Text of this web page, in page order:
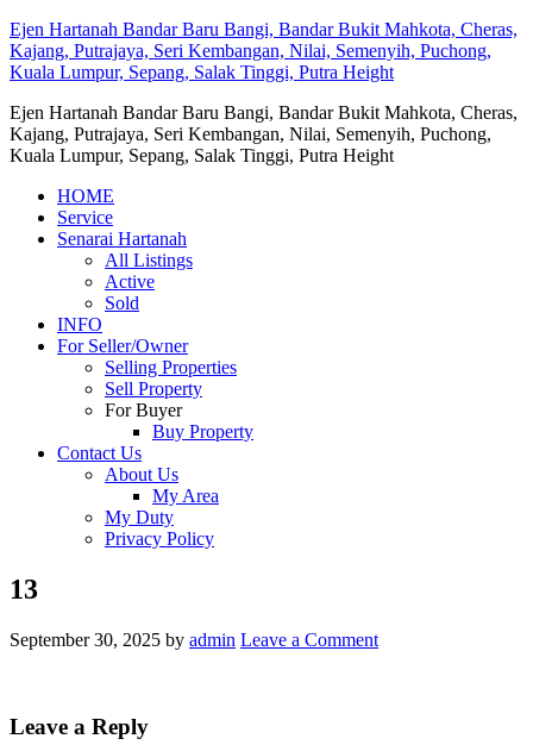
Ejen Hartanah Bandar Baru Bangi, Bandar Bukit Mahkota, Cheras,
Kajang, Putrajaya, Seri Kembangan, Nilai, Semenyih, Puchong,
Kuala Lumpur, Sepang, Salak Tinggi, Putra Height
Ejen Hartanah Bandar Baru Bangi, Bandar Bukit Mahkota, Cheras,
Kajang, Putrajaya, Seri Kembangan, Nilai, Semenyih, Puchong,
Kuala Lumpur, Sepang, Salak Tinggi, Putra Height
HOME
Service
Senarai Hartanah
All Listings
Active
Sold
INFO
For Seller/Owner
Selling Properties
Sell Property
For Buyer
Buy Property
Contact Us
About Us
My Area
My Duty
Privacy Policy
13
September 30, 2025 by admin Leave a Comment
Leave a Reply